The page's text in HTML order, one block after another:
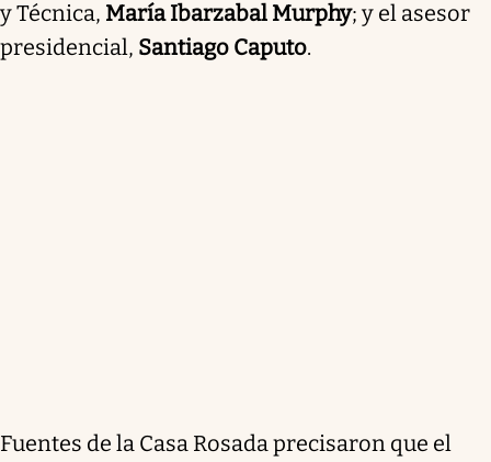
y Técnica, María Ibarzabal Murphy; y el asesor
presidencial, Santiago Caputo.
Fuentes de la Casa Rosada precisaron que el